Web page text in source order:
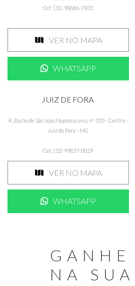
Cel: (31) 98886-7105
VER NO MAPA
WHATSAPP
JUIZ DE FORA
R. Barão de São João Nepomuceno, nº 355 - Centro -
Juiz de Fora - MG
Cel: (32) 99857-0029
VER NO MAPA
WHATSAPP
GANHE
NA